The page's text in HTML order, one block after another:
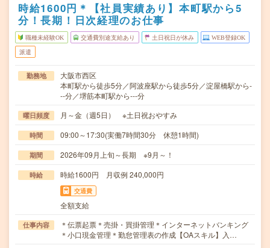
時給1600円＊【社員実績あり】本町駅から5
分！長期！日次経理のお仕事
職種未経験OK 交通費別途支給あり 土日祝日が休み WEB登録OK
派遣
勤務地
大阪市西区
本町駅から徒歩5分／阿波座駅から徒歩5分／淀屋橋駅から-
--分／堺筋本町駅から---分
曜日頻度 月～金（週5日） ※土日祝おやすみ
時間 09:00～17:30(実働7時間30分 休憩1時間)
期間 2026年09月上旬～長期 ※9月～！
時給 時給1600円 月収例 240,000円
交通費
全額支給
仕事内容
＊伝票起票＊売掛・買掛管理＊インターネットバンキング
＊小口現金管理＊勤怠管理表の作成【OAスキル】入…